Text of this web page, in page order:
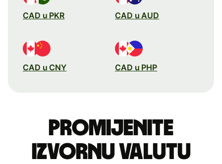
CAD u PKR CAD u AUD
CAD u CNY CAD u PHP
Promijenite
izvornu valutu